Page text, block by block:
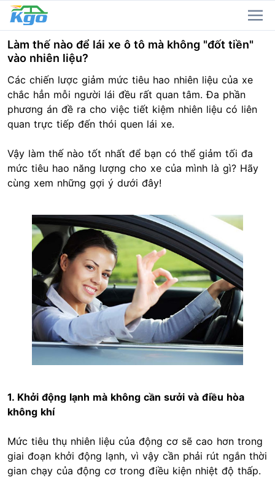
Làm thế nào để lái xe ô tô mà không "đốt tiền"
vào nhiên liệu?
Các chiến lược giảm mức tiêu hao nhiên liệu của xe
chắc hẳn mỗi người lái đều rất quan tâm. Đa phần
phương án đề ra cho việc tiết kiệm nhiên liệu có liên
quan trực tiếp đến thói quen lái xe.
Vậy làm thế nào tốt nhất để bạn có thể giảm tối đa
mức tiêu hao năng lượng cho xe của mình là gì? Hãy
cùng xem những gợi ý dưới đây!
1. Khởi động lạnh mà không cần sưởi và điều hòa
không khí
Mức tiêu thụ nhiên liệu của động cơ sẽ cao hơn trong
giai đoạn khởi động lạnh, vì vậy cần phải rút ngắn thời
gian chạy của động cơ trong điều kiện nhiệt độ thấp.